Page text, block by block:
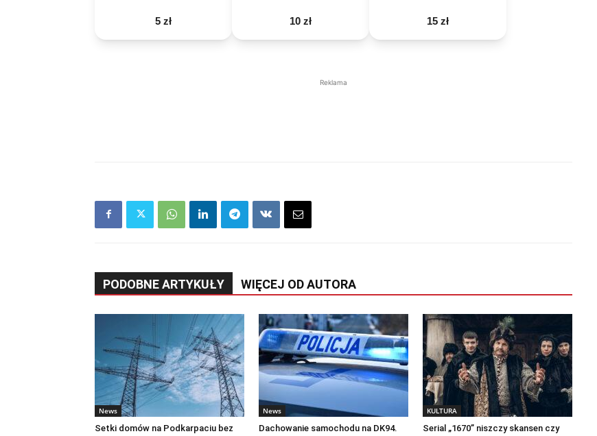
5 zł 10 zł 15 zł
Reklama
PODOBNE ARTYKUŁY WIĘCEJ OD AUTORA
News
Setki domów na Podkarpaciu bez
News
Dachowanie samochodu na DK94.
KULTURA
Serial „1670” niszczy skansen czy